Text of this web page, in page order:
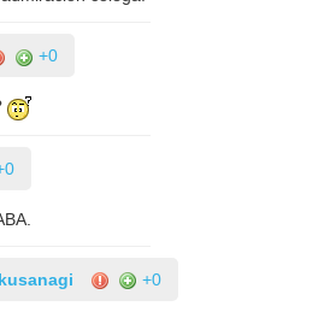
+0
+0